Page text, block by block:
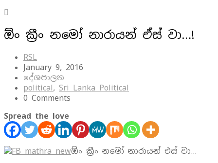
ඕං ක්‍රීං නමෝ නාරායන් ඒස් වා…!
RSL
January 9, 2016
දේශපාලන
political, Sri Lanka Political
0 Comments
Spread the love
ඕං ක්‍රීං නමෝ නාරායන් එස් වා…